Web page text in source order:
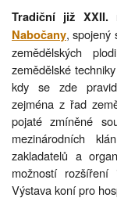
Tradiční již XXII.
Nabočany, spojený
zemědělských
zemědělské
kdy se zde
zejména z řad
pojaté zmíněné
mezinárodních
zakladatelů a
možností
Výstava koní pro